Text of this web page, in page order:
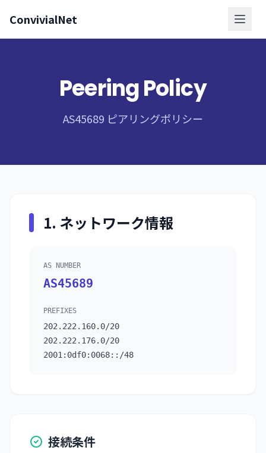
ConvivialNet
Peering Policy
AS45689 ピアリングポリシー
1. ネットワーク情報
AS NUMBER
AS45689
PREFIXES
202.222.160.0/20
202.222.176.0/20
2001:0df0:0068::/48
接続条件